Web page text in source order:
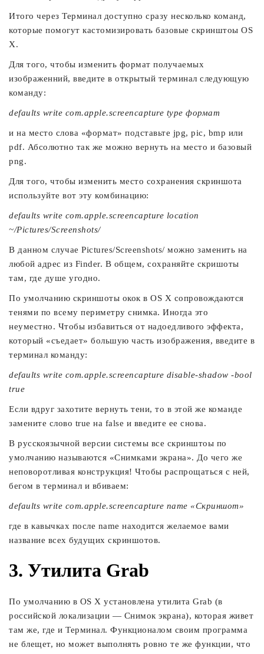
Итого через Терминал доступно сразу несколько команд,
которые помогут кастомизировать базовые скринштоы OS
X.
Для того, чтобы изменить формат получаемых
изображенний, введите в открытый терминал следующую
команду:
defaults write com.apple.screencapture type формат
и на место слова «формат» подставьте jpg, pic, bmp или
pdf. Абсолютно так же можно вернуть на место и базовый
png.
Для того, чтобы изменить место сохранения скриншота
используйте вот эту комбинацию:
defaults write com.apple.screencapture location
~/Pictures/Screenshots/
В данном случае Pictures/Screenshots/ можно заменить на
любой адрес из Finder. В общем, сохраняйте скришоты
там, где душе угодно.
По умолчанию скриншоты окок в OS X сопровождаются
тенями по всему периметру снимка. Иногда это
неуместно. Чтобы избавиться от надоедливого эффекта,
который «съедает» большую часть изображения, введите в
терминал команду:
defaults write com.apple.screencapture disable-shadow -bool
true
Если вдруг захотите вернуть тени, то в этой же команде
замените слово true на false и введите ее снова.
В русскоязычной версии системы все скринштоы по
умолчанию называются «Снимками экрана». До чего же
неповоротливая конструкция! Чтобы распрощаться с ней,
бегом в терминал и вбиваем:
defaults write com.apple.screencapture name «Скриншот»
где в кавычках после name находится желаемое вами
название всех будущих скриншотов.
3. Утилита Grab
По умолчанию в OS X установлена утилита Grab (в
российской локализации — Снимок экрана), которая живет
там же, где и Терминал. Функционалом своим программа
не блещет, но может выполнять ровно те же функции, что